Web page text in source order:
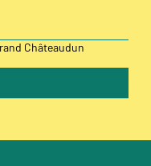
Châteaudun